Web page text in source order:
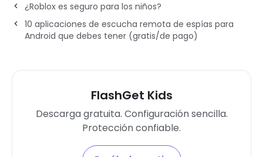
¿Roblox es seguro para los niños?
10 aplicaciones de escucha remota de espías para
Android que debes tener (gratis/de pago)
FlashGet Kids
Descarga gratuita. Configuración sencilla.
Protección confiable.